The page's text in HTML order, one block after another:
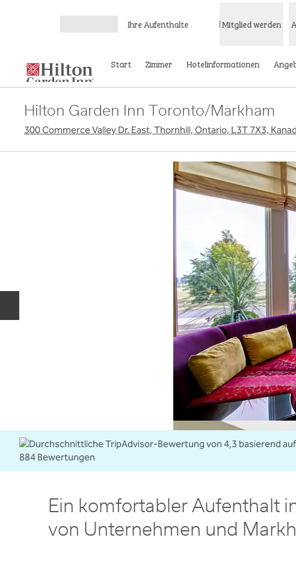
Ihre Aufenthalte Mitglied werden
Start Zimmer Hotelinformationen
Hilton Garden Inn Toronto/Markham
300 Commerce Valley Dr. East, Thornhill, Ontario, L3T 7X3,
Ein komfortabler Aufenthalt
von Unternehmen und